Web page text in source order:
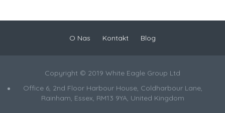
O Nas Kontakt Blog
Copyright © 2019 White Eagle Group Ltd
Office 6, 2nd Floor Harbour House, Coldharbour Lane,
Rainham, Essex, RM13 9YA, United Kingdom